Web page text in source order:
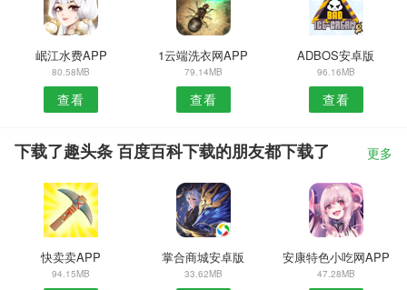
岷江水费APP
80.58MB
查看
1云端洗衣网APP
79.14MB
查看
ADBOS安卓版
96.16MB
查看
下载了趣头条 百度百科下载的朋友都下载了 更多
快卖卖APP
94.15MB
掌合商城安卓版
33.62MB
安康特色小吃网APP
47.28MB